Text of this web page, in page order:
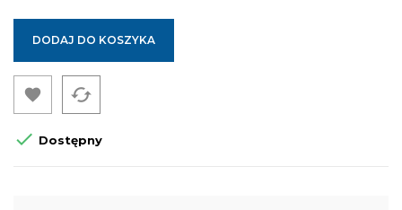
DODAJ DO KOSZYKA
 cached
 Dostępny